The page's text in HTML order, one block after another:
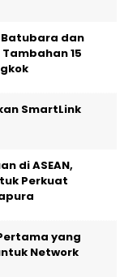
Batubara dan
15
SmartLink
di ASEAN,
Perkuat
yang
Network